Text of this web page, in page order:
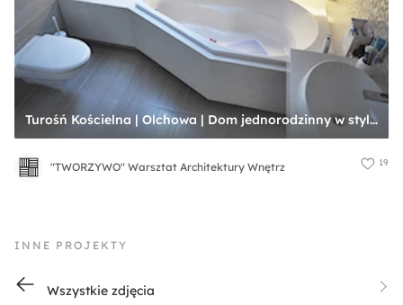
Turośń Kościelna | Olchowa | Dom jednorodzinny w stylu nowoczesnym - Średnia na poddaszu łazienka z oknem, styl nowoczesny - zdjęcie od "TWORZYWO" Warsztat Architektury Wnętrz
"TWORZYWO" Warsztat Architektury Wnętrz 19
INNE PROJEKTY
Wszystkie zdjęcia